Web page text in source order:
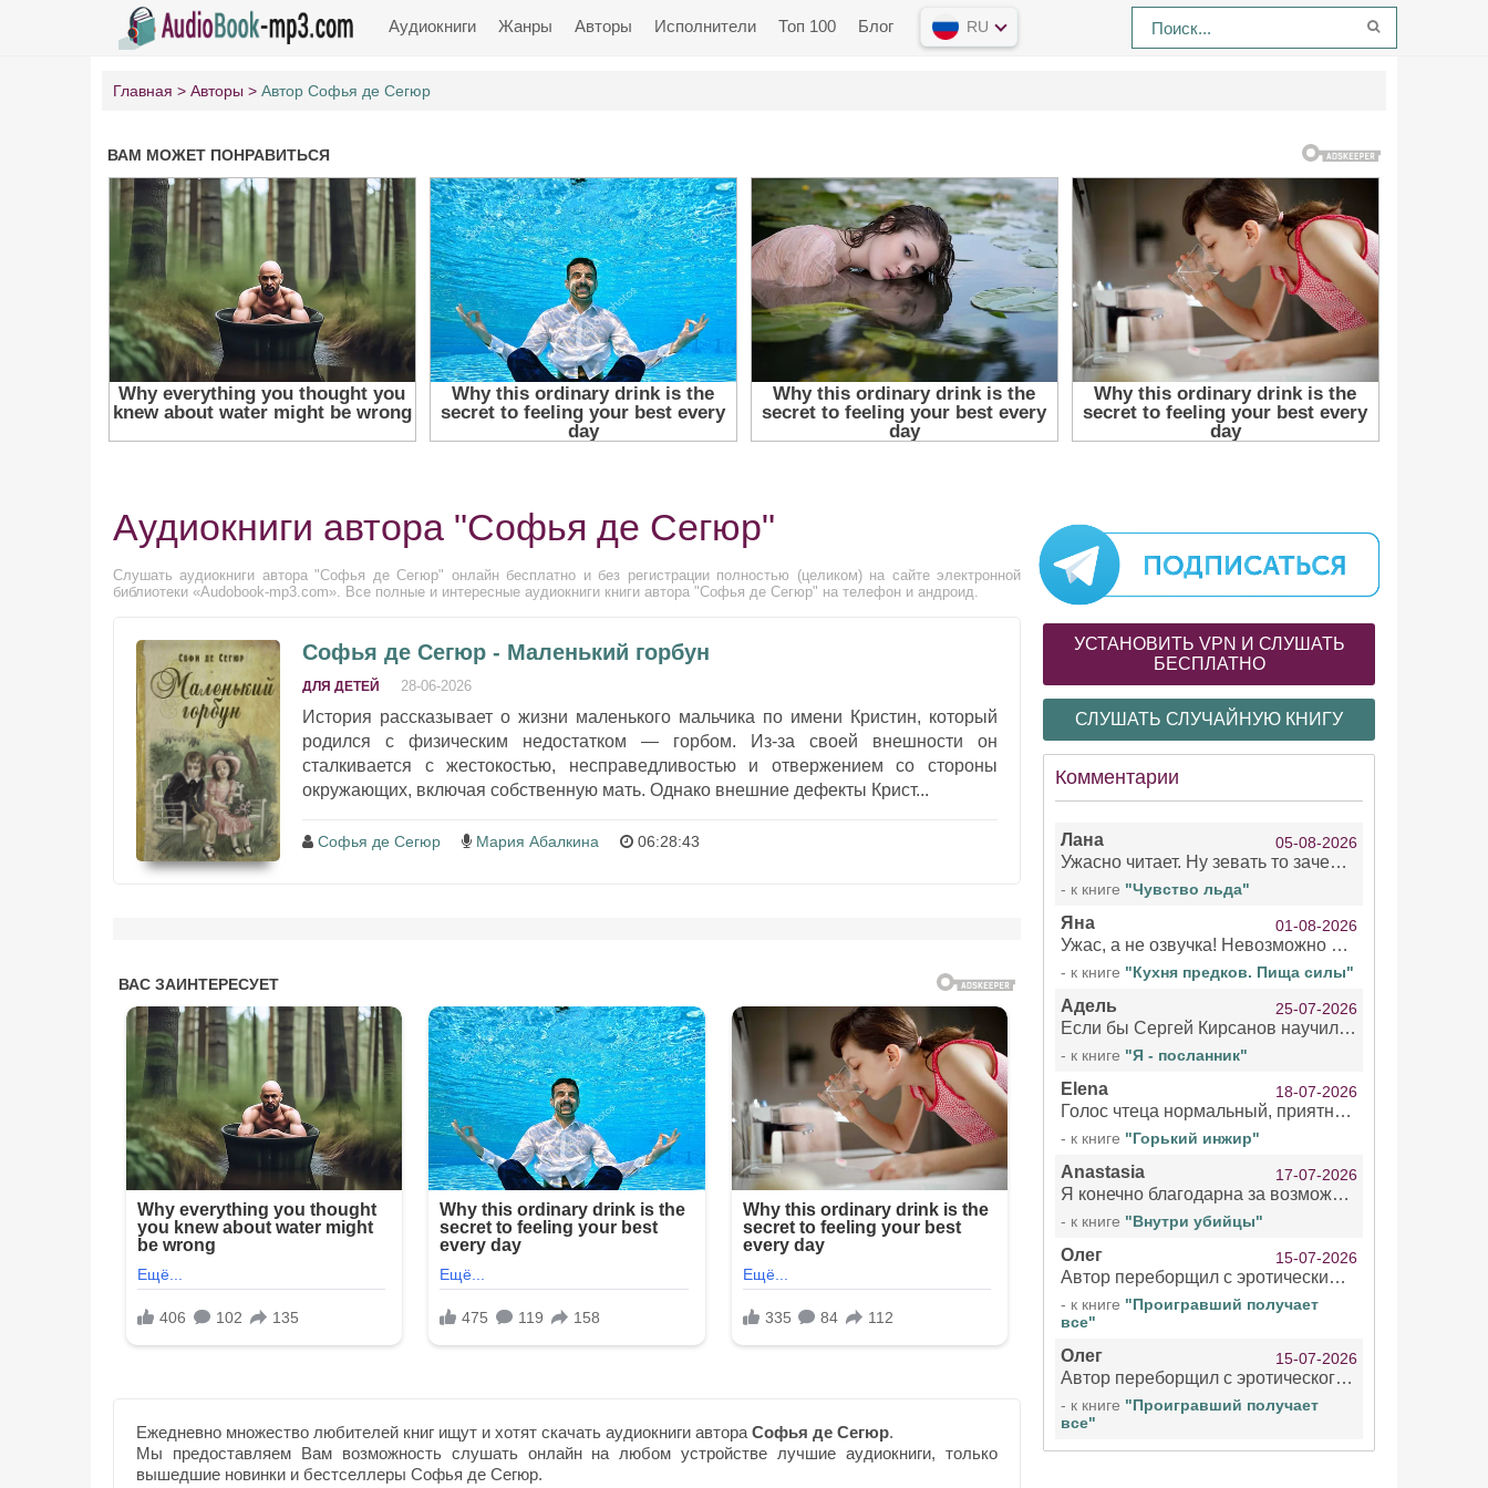
Аудиокниги Жанры Авторы Исполнители Топ 100 Блог RU
Главная Авторы Автор Софья де Сегюр
Аудиокниги автора "Софья де Сегюр"
Слушать аудиокниги автора "Софья де Сегюр" онлайн бесплатно и без регистрации полностью (целиком) на сайте электронной
библиотеки «Audobook-mp3.com». Все полные и интересные аудиокниги книги автора "Софья де Сегюр" на телефон и андроид.
Софья де Сегюр - Маленький горбун
ДЛЯ ДЕТЕЙ 28-06-2026
История рассказывает о жизни маленького мальчика по имени Кристин, который
родился с физическим недостатком — горбом. Из-за своей внешности он
сталкивается с жестокостью, несправедливостью и отвержением со стороны
окружающих, включая собственную мать. Однако внешние дефекты Крист...
Софья де Сегюр Мария Абалкина 06:28:43
Ежедневно множество любителей книг ищут и хотят скачать аудиокниги автора Софья де Сегюр.
Мы предоставляем Вам возможность слушать онлайн на любом устройстве лучшие аудиокниги, только
вышедшие новинки и бестселлеры Софья де Сегюр.
УСТАНОВИТЬ VPN И СЛУШАТЬ
БЕСПЛАТНО
СЛУШАТЬ СЛУЧАЙНУЮ КНИГУ
Комментарии
Лана 05-08-2026
Ужасно читает. Ну зевать то зачем. Уже не говорю, что ударения ставит, как хочет.
- к книге "Чувство льда"
Яна 01-08-2026
Ужас, а не озвучка! Невозможно вникать в смысл текста из за кривляний чтеца
- к книге "Кухня предков. Пища силы"
Адель 25-07-2026
Если бы Сергей Кирсанов научился не сглатывать каждые 1-2 минуты слюну, так что слышно в микрофоне и, что вызывает отвращение, то мелжно было бы слушать.
- к книге "Я - посланник"
Elena 18-07-2026
Голос чтеца нормальный, приятный тембр. Мне очень понравилось озвучивание рассказа. Очень странный отзыв Надежды. Может у неё что-то с нервами?
- к книге "Горький инжир"
Anastasia 17-07-2026
Я конечно благодарна за возможность бесплатно слушать книги даже новинки , но чтение этой книги просто ужасно
- к книге "Внутри убийцы"
Олег 15-07-2026
Автор переборщил с эротическими сценами. Похоже, с этим у него проблемы.
- к книге "Проигравший получает
все"
Олег 15-07-2026
Автор переборщил с эротического сценами. Похоже, с этим у него проблемы.
- к книге "Проигравший получает
все"